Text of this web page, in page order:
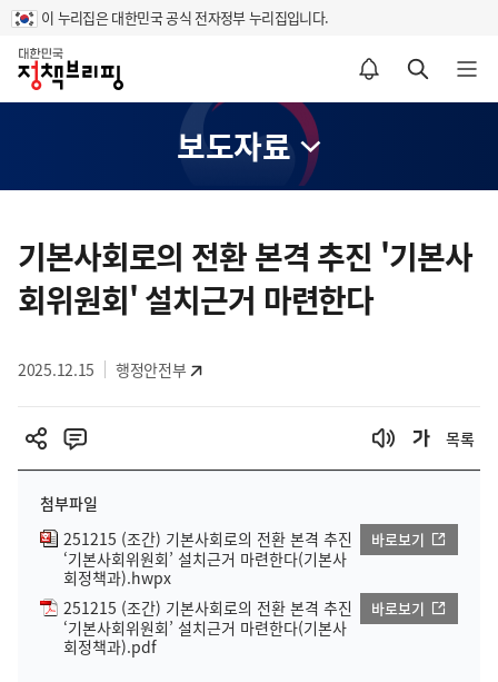
이 누리집은 대한민국 공식 전자정부 누리집입니다.
홈
알림설정 바로가기 검색 바로가기 메뉴 열기
보도자료
텐
츠
영
기본사회로의 전환 본격 추진 '기본사
회위원회' 설치근거 마련한다
2025.12.15 행정안전부
목록
첨부파일
251215 (조간) 기본사회로의 전환 본격 추진
‘기본사회위원회’ 설치근거 마련한다(기본사
회정책과).hwpx
바로보기
251215 (조간) 기본사회로의 전환 본격 추진
‘기본사회위원회’ 설치근거 마련한다(기본사
회정책과).pdf
바로보기